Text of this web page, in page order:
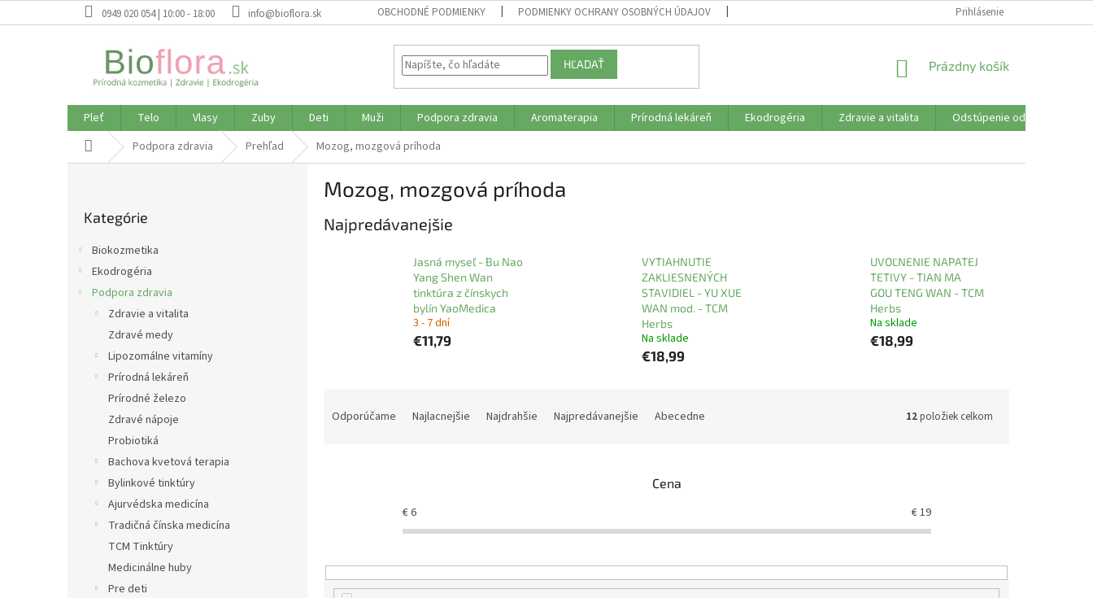
na
0949 020 054 | 10:00 - 18:00 info@bioflora.sk OBCHODNÉ PODMIENKY PODMIENKY OCHRANY OSOBNÝCH ÚDAJOV DOPRAVA PLATBA
Prihlásenie
HĽADAŤ
NÁKUPNÝ
Prázdny košík
Pleť Telo Vlasy Zuby Deti Muži Podpora zdravia Aromaterapia Prírodná lekáreň Ekodrogéria Zdravie a vitalita
Odstúpenie od zmluvy
DomovPodpora zdravia Prehľad Mozog, mozgová príhoda
kategórie
Kategórie
Biokozmetika
Ekodrogéria
Podpora zdravia
Zdravie a vitalita
Zdravé medy
Lipozomálne vitamíny
Prírodná lekáreň
Prírodné železo
Zdravé nápoje
Probiotiká
Bachova kvetová terapia
Bylinkové tinktúry
Ajurvédska medicína
Tradičná čínska medicína
TCM Tinktúry
Medicinálne huby
Pre deti
Mozog, mozgová príhoda
Najpredávanejšie
Jasná myseľ - Bu Nao
Yang Shen Wan
tinktúra z čínskych
bylín YaoMedica
3 - 7 dní
€11,79
VYTIAHNUTIE
ZAKLIESNENÝCH
STAVIDIEL - YU XUE
WAN mod. - TCM
Herbs
Na sklade
€18,99
UVOĽNENIE NAPATEJ
TETIVY - TIAN MA
GOU TENG WAN - TCM
Herbs
Na sklade
€18,99
d
Odporúčame Najlacnejšie Najdrahšie Najpredávanejšie Abecedne 12položiek celkom
Cena
€6 €19